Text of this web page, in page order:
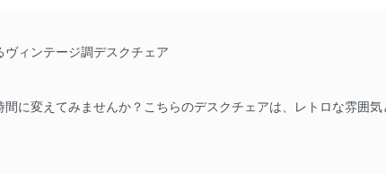
ィンテージ調デスクチェア
に変えてみませんか？こちらのデスクチェアは、レトロな雰囲